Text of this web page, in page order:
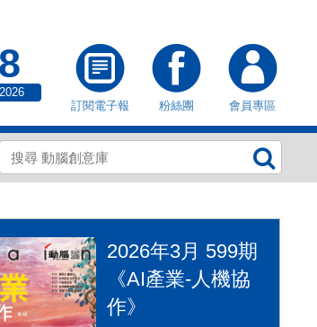
2026
訂閱電子報
粉絲團 會員專區
2026年3月 599期
《AI產業-人機協
作》